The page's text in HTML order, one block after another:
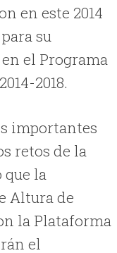
en este 2014
su
el Programa
2018.
importantes
retos de la
la
Altura de
la Plataforma
el